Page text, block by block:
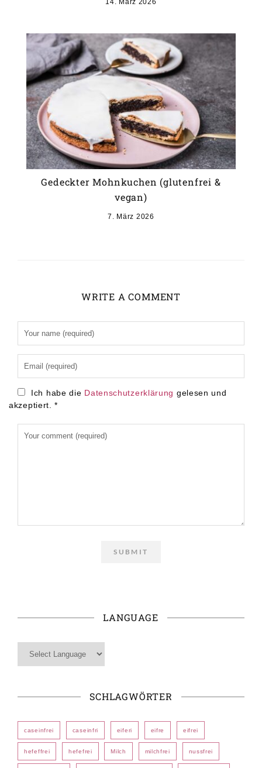
Gedeckter Mohnkuchen (glutenfrei &
vegan)
7. März 2026
WRITE A COMMENT
Ich habe die Datenschutzerklärung gelesen und
akzeptiert.
*
LANGUAGE
SCHLAGWÖRTER
caseinfrei caseinfri eiferi eifre eifrei
hefeffrei hefefrei Milch milchfrei nussfrei